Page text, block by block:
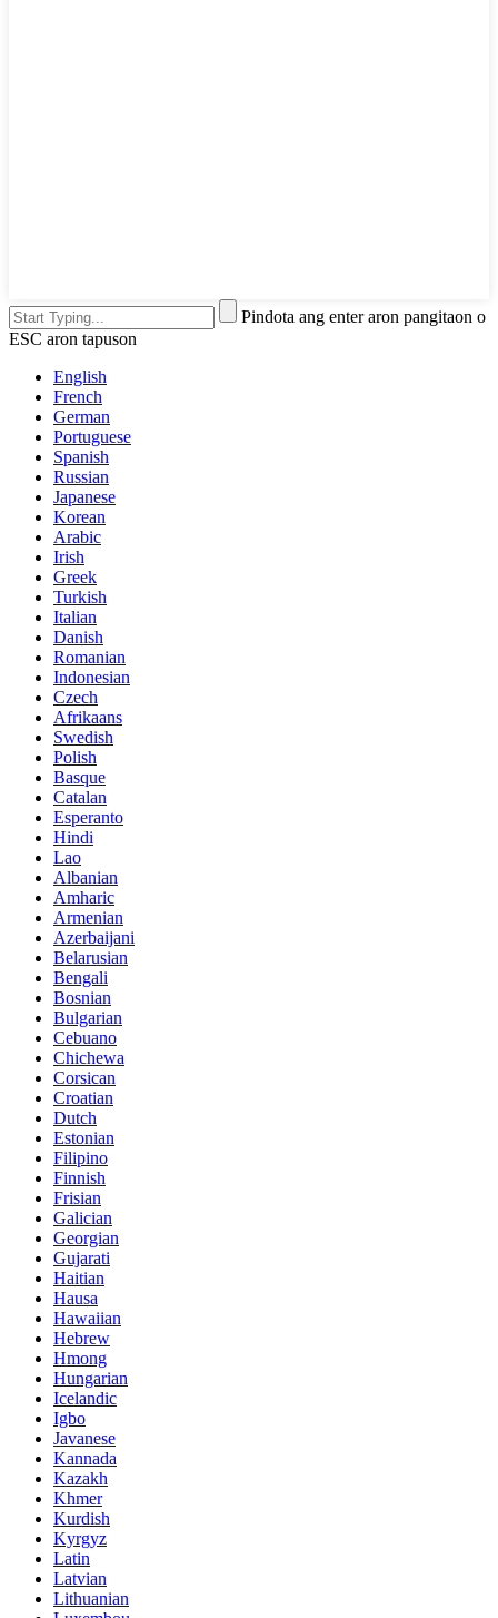
Pindota ang enter aron pangitaon o
ESC aron tapuson
English
French
German
Portuguese
Spanish
Russian
Japanese
Korean
Arabic
Irish
Greek
Turkish
Italian
Danish
Romanian
Indonesian
Czech
Afrikaans
Swedish
Polish
Basque
Catalan
Esperanto
Hindi
Lao
Albanian
Amharic
Armenian
Azerbaijani
Belarusian
Bengali
Bosnian
Bulgarian
Cebuano
Chichewa
Corsican
Croatian
Dutch
Estonian
Filipino
Finnish
Frisian
Galician
Georgian
Gujarati
Haitian
Hausa
Hawaiian
Hebrew
Hmong
Hungarian
Icelandic
Igbo
Javanese
Kannada
Kazakh
Khmer
Kurdish
Kyrgyz
Latin
Latvian
Lithuanian